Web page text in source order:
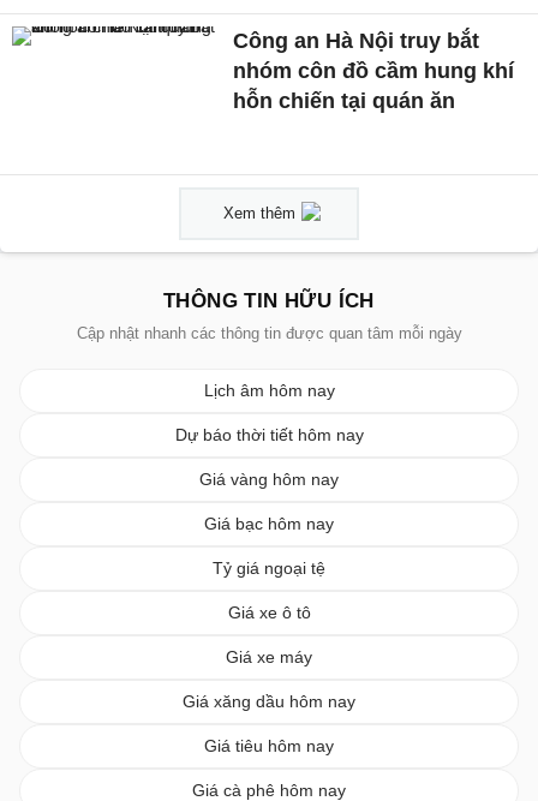
Công an Hà Nội truy bắt
nhóm côn đồ cầm hung khí
hỗn chiến tại quán ăn
Xem thêm
THÔNG TIN HỮU ÍCH
Cập nhật nhanh các thông tin được quan tâm mỗi ngày
Lịch âm hôm nay
Dự báo thời tiết hôm nay
Giá vàng hôm nay
Giá bạc hôm nay
Tỷ giá ngoại tệ
Giá xe ô tô
Giá xe máy
Giá xăng dầu hôm nay
Giá tiêu hôm nay
Giá cà phê hôm nay